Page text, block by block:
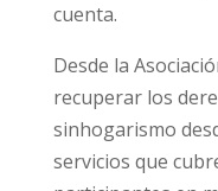
cuenta.
Desde la
recuperar los
sinhogarismo
servicios que